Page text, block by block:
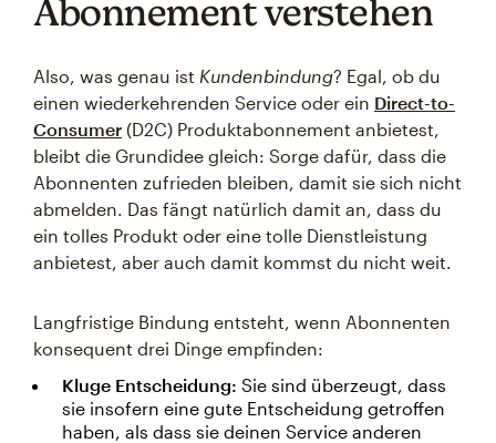
Abonnement verstehen
Also, was genau ist Kundenbindung? Egal, ob du
einen wiederkehrenden Service oder ein Direct-to-
Consumer (D2C) Produktabonnement anbietest,
bleibt die Grundidee gleich: Sorge dafür, dass die
Abonnenten zufrieden bleiben, damit sie sich nicht
abmelden. Das fängt natürlich damit an, dass du
ein tolles Produkt oder eine tolle Dienstleistung
anbietest, aber auch damit kommst du nicht weit.
Langfristige Bindung entsteht, wenn Abonnenten
konsequent drei Dinge empfinden:
Kluge Entscheidung: Sie sind überzeugt, dass
sie insofern eine gute Entscheidung getroffen
haben, als dass sie deinen Service anderen